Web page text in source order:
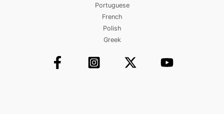
Portuguese
French
Polish
Greek